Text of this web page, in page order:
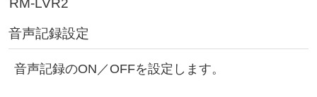
RM-LVR2
音声記録設定
音声記録のON／OFFを設定します。